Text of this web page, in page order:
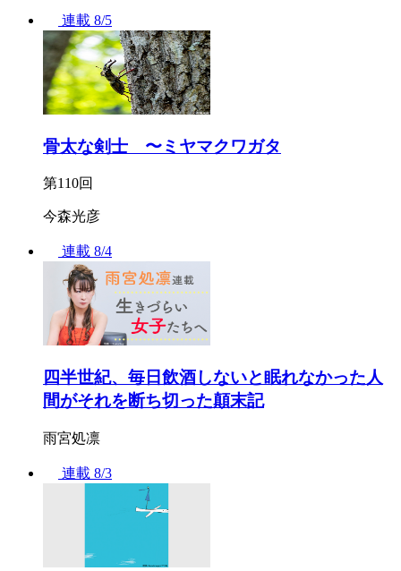
連載 8/5
骨太な剣士 〜ミヤマクワガタ
第110回
今森光彦
連載 8/4
四半世紀、毎日飲酒しないと眠れなかった人
間がそれを断ち切った顛末記
雨宮処凛
連載 8/3